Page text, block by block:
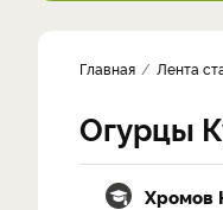
Главная Лента
Огурцы
Хромов